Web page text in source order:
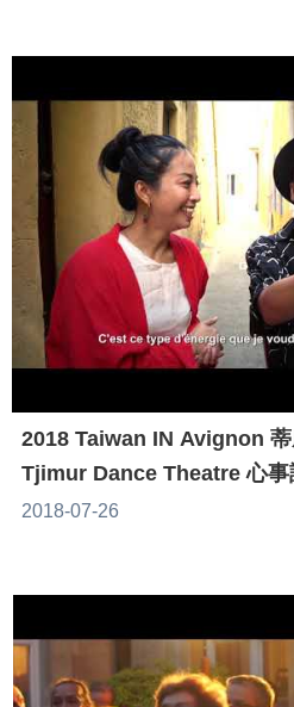
2018 Taiwan IN Avignon
Tjimur Dance Theatre 心
Heart to Heart
2018-07-26